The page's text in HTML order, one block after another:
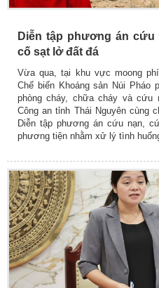
Diễn tập phương án
cố sạt lở đất đá
Vừa qua, tại khu vực moong
Chế biến Khoáng sản Núi
phòng cháy, chữa cháy và cứu
Công an tỉnh Thái Nguyên cùng
Diễn tập phương án cứu nạn,
phương tiện nhằm xử lý tình